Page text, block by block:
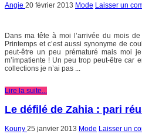
Angie 20 février 2013 Mode Laisser un
Dans ma tête à moi l’arrivée du mois
Printemps et c’est aussi synonyme de
peut-être un peu prématuré mais moi
m’impatiente ! Un peu trop peut-être car
collections je n’ai pas ...
Lire la suite...
Le défilé de Zahia : pari
Kouny 25 janvier 2013 Mode Laisser un